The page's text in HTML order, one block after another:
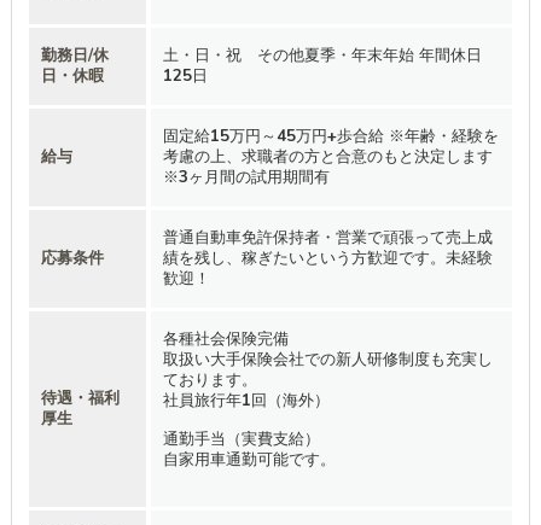
勤務日/休
日・休暇
土・日・祝 その他夏季・年末年始 年間休日
125日
給与
固定給15万円～45万円+歩合給 ※年齢・経験を
考慮の上、求職者の方と合意のもと決定します
※3ヶ月間の試用期間有
応募条件
普通自動車免許保持者・営業で頑張って売上成
績を残し、稼ぎたいという方歓迎です。未経験
歓迎！
待遇・福利
厚生
各種社会保険完備
取扱い大手保険会社での新人研修制度も充実し
ております。
社員旅行年1回（海外）
通勤手当（実費支給）
自家用車通勤可能です。